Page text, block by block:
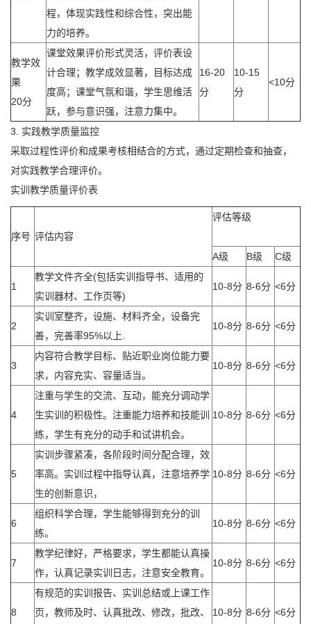
程，体现实践性和综合性，突出能
力的培养。
教学效
果
20分
课堂效果评价形式灵活，评价表设
计合理；教学成效显著，目标达成
度高；课堂气氛和谐，学生思维活
跃，参与意识强，注意力集中。
16-20
分
10-15
分
<10分
3. 实践教学质量监控
采取过程性评价和成果考核相结合的方式，通过定期检查和抽查，
对实践教学合理评价。
实训教学质量评价表
序号 评估内容
评估等级
A级 B级 C级
1
教学文件齐全(包括实训指导书、适用的
实训器材、工作页等)
10-8分 8-6分 <6分
2
实训室整齐，设施、材料齐全，设备完
善，完善率95%以上.
10-8分 8-6分 <6分
3
内容符合教学目标、贴近职业岗位能力要
求，内容充实、容量适当。
10-8分 8-6分 <6分
4
注重与学生的交流、互动，能充分调动学
生实训的积极性。注重能力培养和技能训
练，学生有充分的动手和试讲机会。
10-8分 8-6分 <6分
5
实训步骤紧凑，各阶段时间分配合理，效
率高。实训过程中指导认真，注意培养学
生的创新意识，
10-8分 8-6分 <6分
6
组织科学合理，学生能够得到充分的训
练。
10-8分 8-6分 <6分
7
教学纪律好，严格要求，学生都能认真操
作，认真记录实训日志，注意安全教育。
10-8分 8-6分 <6分
8
有规范的实训报告、实训总结或上课工作
页，教师及时、认真批改、修改，批改、
10-8分 8-6分 <6分